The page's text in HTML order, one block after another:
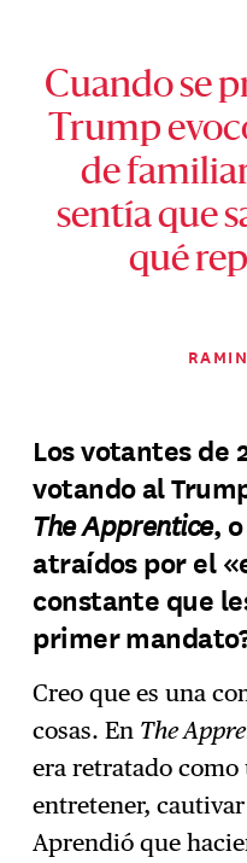
Cuando se
Trump
de
sentía que
qué
Los votantes de
votando al
The Apprentice,
atraídos por el
constante que
primer
Creo que es una
cosas. En The
era retratado
entretener,
Aprendió que